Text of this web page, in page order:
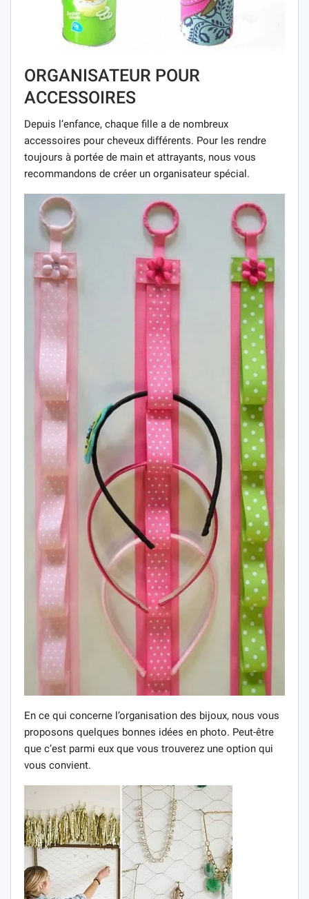
ORGANISATEUR POUR
ACCESSOIRES
Depuis l’enfance, chaque fille a de nombreux
accessoires pour cheveux différents. Pour les rendre
toujours à portée de main et attrayants, nous vous
recommandons de créer un organisateur spécial.
En ce qui concerne l’organisation des bijoux, nous vous
proposons quelques bonnes idées en photo. Peut-être
que c’est parmi eux que vous trouverez une option qui
vous convient.